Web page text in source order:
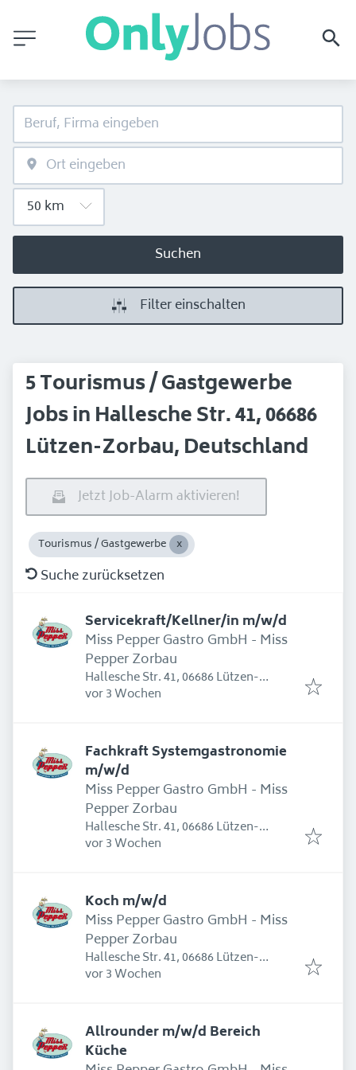
Suchen
Filter einschalten
5 Tourismus / Gastgewerbe
Jobs in Hallesche Str. 41, 06686
Lützen-Zorbau, Deutschland
Jetzt Job-Alarm aktivieren!
Tourismus / Gastgewerbe
Suche zurücksetzen
Servicekraft/Kellner/in m/w/d
Miss Pepper Gastro GmbH - Miss
Pepper Zorbau
Hallesche Str. 41, 06686 Lützen-
Zorbau, Deutschland
Erschienen:
vor 3 Wochen
Fachkraft Systemgastronomie
m/w/d
Miss Pepper Gastro GmbH - Miss
Pepper Zorbau
Hallesche Str. 41, 06686 Lützen-
Zorbau, Deutschland
Erschienen:
vor 3 Wochen
Koch m/w/d
Miss Pepper Gastro GmbH - Miss
Pepper Zorbau
Hallesche Str. 41, 06686 Lützen-
Zorbau, Deutschland
Erschienen:
vor 3 Wochen
Allrounder m/w/d Bereich
Küche